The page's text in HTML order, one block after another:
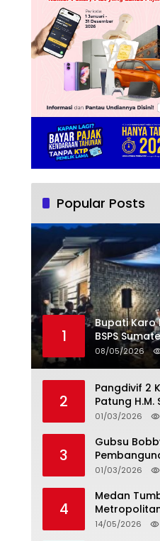
Popular Posts
1
Bupati Karo
BSPS
Secarra
08/05/2026
2
Pangdivif 2
Patung
01/03/2026
3
Gubsu
Tapteng
01/03/2026
4
Medan
Teknologi
14/05/2026